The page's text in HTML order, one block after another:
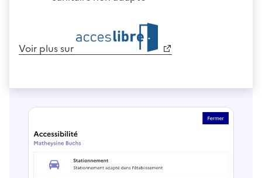
Voir plus sur